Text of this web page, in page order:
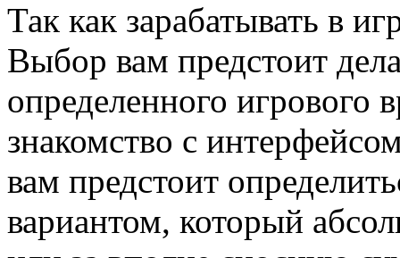
Так как зарабатывать в
Выбор вам предстоит
определенного игрового
знакомство с
вам предстоит
вариантом, который